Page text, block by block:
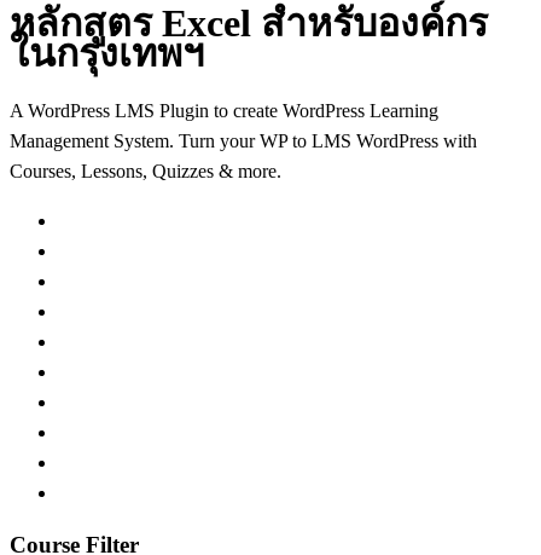
หลักสูตร Excel สำหรับองค์กร
ในกรุงเทพฯ
A WordPress LMS Plugin to create WordPress Learning
Management System. Turn your WP to LMS WordPress with
Courses, Lessons, Quizzes & more.
Course Filter